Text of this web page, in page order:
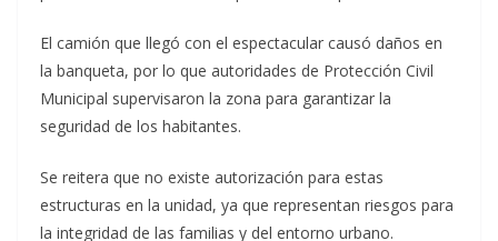
El camión que llegó con el espectacular causó daños en
la banqueta, por lo que autoridades de Protección Civil
Municipal supervisaron la zona para garantizar la
seguridad de los habitantes.
Se reitera que no existe autorización para estas
estructuras en la unidad, ya que representan riesgos para
la integridad de las familias y del entorno urbano.